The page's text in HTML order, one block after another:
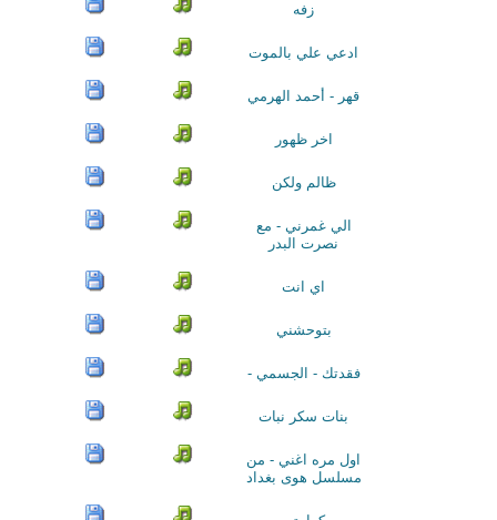
زفه
ادعي علي بالموت
قهر - أحمد الهرمي
اخر ظهور
ظالم ولكن
الي غمرني - مع
نصرت البدر
اي انت
بتوحشني
فقدتك - الجسمي -
بنات سكر نبات
اول مره اغني - من
مسلسل هوى بغداد